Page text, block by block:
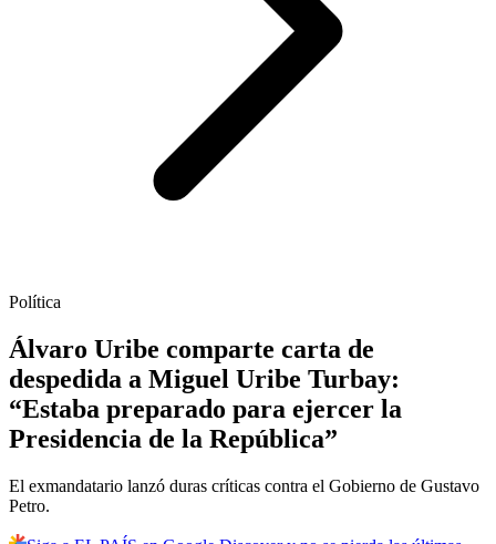
Política
Álvaro Uribe comparte carta de
despedida a Miguel Uribe Turbay:
“Estaba preparado para ejercer la
Presidencia de la República”
El exmandatario lanzó duras críticas contra el Gobierno de Gustavo
Petro.